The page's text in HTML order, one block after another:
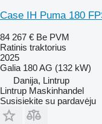
Case IH Puma 180
84 267 € Be PVM
Ratinis traktorius
2025
Galia 180 AG (132 kW)
Danija, Lintrup
Lintrup Maskinhandel
Susisiekite su pardavėju